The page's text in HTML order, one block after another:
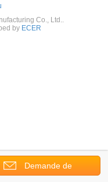
Demande de
Co., Ltd..
by ECER